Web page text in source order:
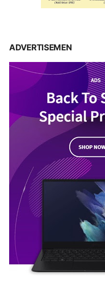
ADVERTISEMEN